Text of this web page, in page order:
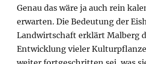
Genau das wäre ja auch rein
erwarten. Die Bedeutung der
Landwirtschaft erklärt Malberg
Entwicklung vieler